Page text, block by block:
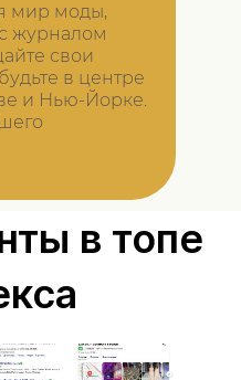
мир моды,
журналом
свои
в центре
и Нью-Йорке.
в топе